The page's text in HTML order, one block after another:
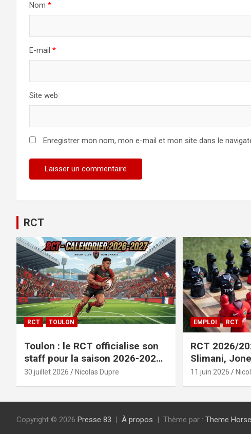
Nom *
E-mail *
Site web
Enregistrer mon nom, mon e-mail et mon site dans le
RCT
RCT TOULON
Toulon : le RCT officialise son
staff pour la saison 2026-2027+
le calendrier
30 juillet 2026 Nicolas Dupre
EMPLOI RCT
RCT 2026/
Slimani,
officialisées
11 juin 2026
Copyright © 2026 Presse 83 À propos Thème par : Theme Horse